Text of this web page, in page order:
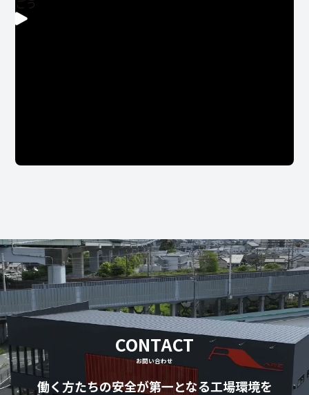
CONTACT
お問い合わせ
働く方たちの安全が第一となる工場環境を